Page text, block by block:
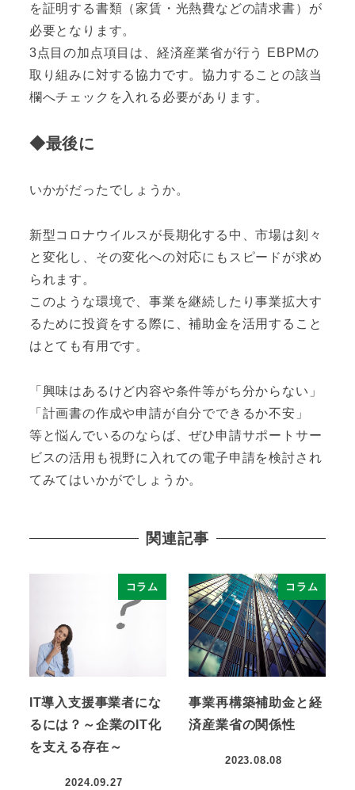
を証明する書類（家賃・光熱費などの請求書）が
必要となります。
3点目の加点項目は、経済産業省が行う EBPMの
取り組みに対する協力です。協力することの該当
欄へチェックを入れる必要があります。
◆最後に
いかがだったでしょうか。
新型コロナウイルスが長期化する中、市場は刻々
と変化し、その変化への対応にもスピードが求め
られます。
このような環境で、事業を継続したり事業拡大す
るために投資をする際に、補助金を活用すること
はとても有用です。
「興味はあるけど内容や条件等がち分からない」
「計画書の作成や申請が自分でできるか不安」
等と悩んでいるのならば、ぜひ申請サポートサー
ビスの活用も視野に入れての電子申請を検討され
てみてはいかがでしょうか。
関連記事
コラム
IT導入支援事業者にな
るには？～企業のIT化
を支える存在～
2024.09.27
コラム
事業再構築補助金と経
済産業省の関係性
2023.08.08